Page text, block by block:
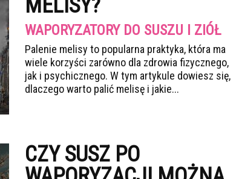
MELISY?
WAPORYZATORY DO SUSZU I ZIÓŁ
Palenie melisy to popularna praktyka, która ma
wiele korzyści zarówno dla zdrowia fizycznego,
jak i psychicznego. W tym artykule dowiesz się,
dlaczego warto palić melisę i jakie...
CZY SUSZ PO